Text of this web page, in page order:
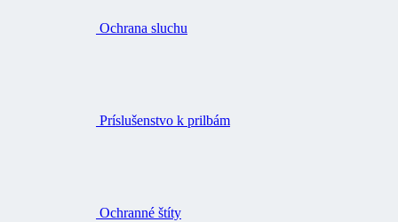
Ochrana sluchu
Príslušenstvo k prilbám
Ochranné štíty